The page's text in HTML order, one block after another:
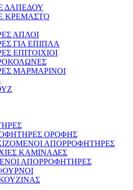
ΔΑΠΕΔΟΥ
ΚΡΕΜΑΣΤΟ
ΑΠΛΟΙ
ΓΙΑ ΕΠΙΠΛΑ
ΕΠΙΤΟΙΧΙΟΙ
ΜΑΡΜΑΡΙΝΟΙ
ΟΡΟΦΗΣ
ΑΠΟΡΡΟΦΗΤΗΡΕΣ
ΚΑΜΙΝΑΔΕΣ
ΑΠΟΡΡΟΦΗΤΗΡΕΣ